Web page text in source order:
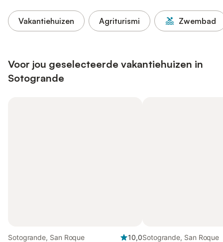
Vakantiehuizen Agriturismi Zwembad
Voor jou geselecteerde vakantiehuizen in
Sotogrande
Sotogrande, San Roque
10,0Sotogrande, San Roque